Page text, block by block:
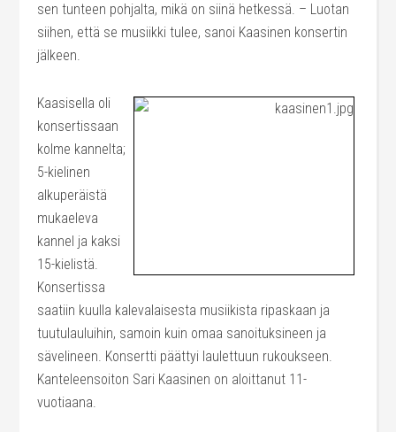
sen tunteen pohjalta, mikä on siinä hetkessä. – Luotan
siihen, että se musiikki tulee, sanoi Kaasinen konsertin
jälkeen.
Kaasisella oli
konsertissaan
kolme kannelta;
5-kielinen
alkuperäistä
mukaeleva
kannel ja kaksi
15-kielistä.
Konsertissa
saatiin kuulla kalevalaisesta musiikista ripaskaan ja
tuutulauluihin, samoin kuin omaa sanoituksineen ja
sävelineen. Konsertti päättyi laulettuun rukoukseen.
Kanteleensoiton Sari Kaasinen on aloittanut 11-
vuotiaana.